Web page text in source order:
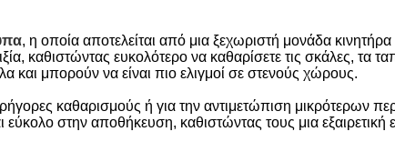
, η οποία αποτελείται από μια ξεχωριστή μονάδα
καθιστώντας ευκολότερο να καθαρίσετε τις σκάλες, τα
και μπορούν να είναι πιο ελιγμοί σε στενούς χώρους.
καθαρισμούς ή για την αντιμετώπιση
στην αποθήκευση, καθιστώντας τους μια εξαιρετική